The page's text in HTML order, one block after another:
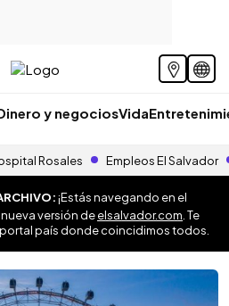
y negociosVida
Rosales Empleos El Salvador
¡Estás navegando en el
versión deelsalvador.com . Te
país donde coincidimos todos.